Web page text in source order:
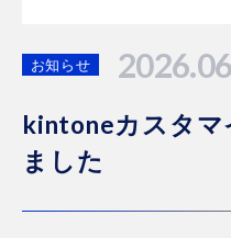
お知らせ
kintoneカスタマ
ました